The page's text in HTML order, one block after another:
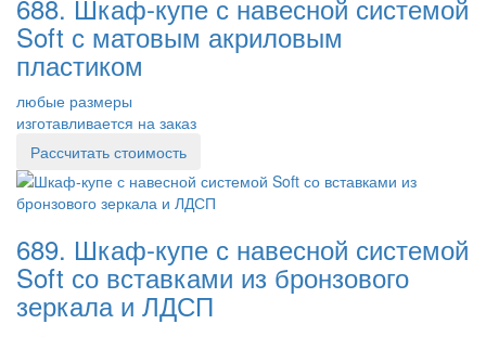
688. Шкаф-купе с навесной системой
Soft с матовым акриловым
пластиком
любые размеры
изготавливается на заказ
Рассчитать стоимость
689. Шкаф-купе с навесной системой
Soft со вставками из бронзового
зеркала и ЛДСП